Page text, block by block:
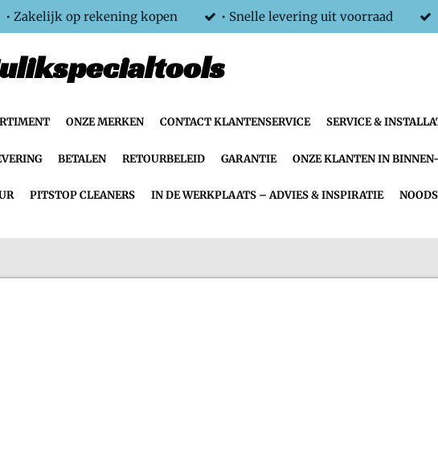
• Zakelijk op rekening kopen • Snelle levering uit voorraad
ONZE MERKEN CONTACT KLANTENSERVICE SERVICE &
BETALEN RETOURBELEID GARANTIE ONZE KLANTEN IN
PITSTOP CLEANERS IN DE WERKPLAATS – ADVIES & INSPIRATIE